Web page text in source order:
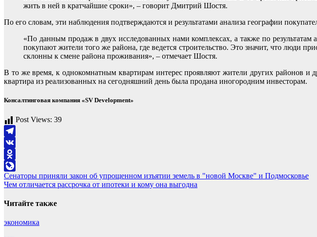
жить в ней в кратчайшие сроки», – говорит Дмитрий Шостя.
По его словам, эти наблюдения подтверждаются и результатами анализа географии
«По данным продаж в двух исследованных нами комплексах, а также по
покупают жители того же района, где ведется строительство. Это значит, что
склонны к смене района проживания», – отмечает Шостя.
В то же время, к однокомнатным квартирам интерес проявляют жители других районов
квартира из реализованных на сегодняшний день была продана иногородним инвесторам.
Консалтинговая компания «SV Development»
Post Views: 39
Telegram
VK
Odnoklassniki
LiveJournal
Навигация
по
записям
Сенаторы приняли закон об упрощенном изъятии земель в "новой Москве" и Подмосковье
Чем отличается рассрочка от ипотеки и кому она выгодна
Читайте также
экономика